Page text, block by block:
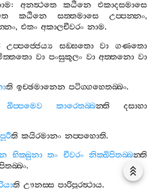
: අනත්‍ථතෙ කඨිනෙ
එකාදසමාසෙ
කඨිනෙ සත‍්තමාසෙ උප‍්පන‍්නං,
, එතං අකාලචීවරං නාම.
උප‍්පජ‍්ජෙය්‍ය සඞ‍්ඝතො වා
ගණතො
වා පංසුකූලං වා අත‍්තනො වා
ති ඉච‍්ඡමානෙන පටිග‍්ගහෙතබ‍්බං.
ඛිප‍්පමෙව කාරෙතබ‍්බන‍්ති
දසාහා
ති කයිරමානං නප‍්පහොති.
භික‍්ඛුනා තං චීවරං නික‍්ඛිපිතබ‍්බන‍්ති
.
ති ඌනස‍්ස පාරිපූරත්‍ථාය.